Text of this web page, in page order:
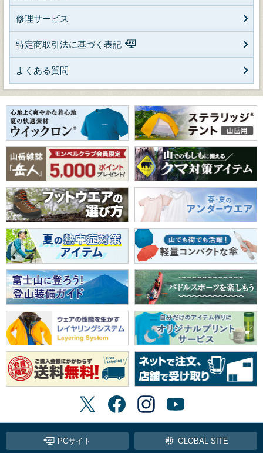
修理サービス
特定商取引法に基づく表記
よくある質問
PCサイト GLOBAL SITE